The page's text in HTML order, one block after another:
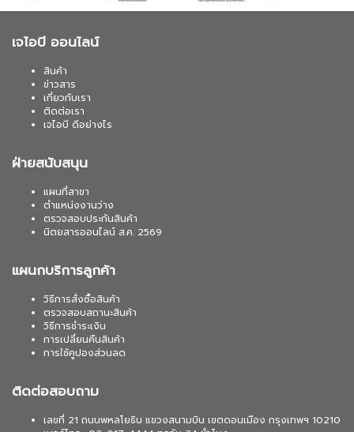
เจไอบี ออนไลน์
สินค้า
ข่าวสาร
เกี่ยวกับเรา
ติดต่อเรา
เจไอบี ดีอย่างไร
ฝ่ายสนับสนุน
แผนที่สาขา
ตำแหน่งงานว่าง
ตรวจสอบประกันสินค้า
นิตยสารออนไลน์ ส.ค. 2569
แผนกบริการลูกค้า
วิธีการสั่งซื้อสินค้า
ตรวจสอบสถานะสินค้า
วิธีการชำระเงิน
การเปลี่ยนคืนสินค้า
การใช้คูปองส่วนลด
ติดต่อสอบถาม
เลขที่ 21 ถนนพหลโยธิน แขวงสนามบิน เขตดอนเมือง กรุงเทพฯ 10210